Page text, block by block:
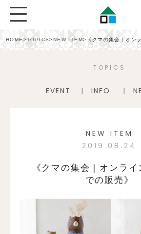
HOME>TOPICS>NEW ITEM>《クマの集会｜オン
TOPICS
EVENT INFO.
NEW ITEM
2019.08.24
《クマの集会｜オンラ
での販売》